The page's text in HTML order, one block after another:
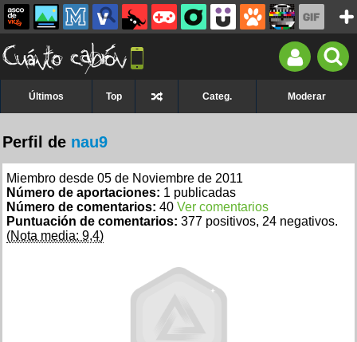
Últimos Top Categ. Moderar
Perfil de nau9
Miembro desde 05 de Noviembre de 2011
Número de aportaciones: 1 publicadas
Número de comentarios: 40 Ver comentarios
Puntuación de comentarios: 377 positivos, 24 negativos.
(Nota media: 9,4)